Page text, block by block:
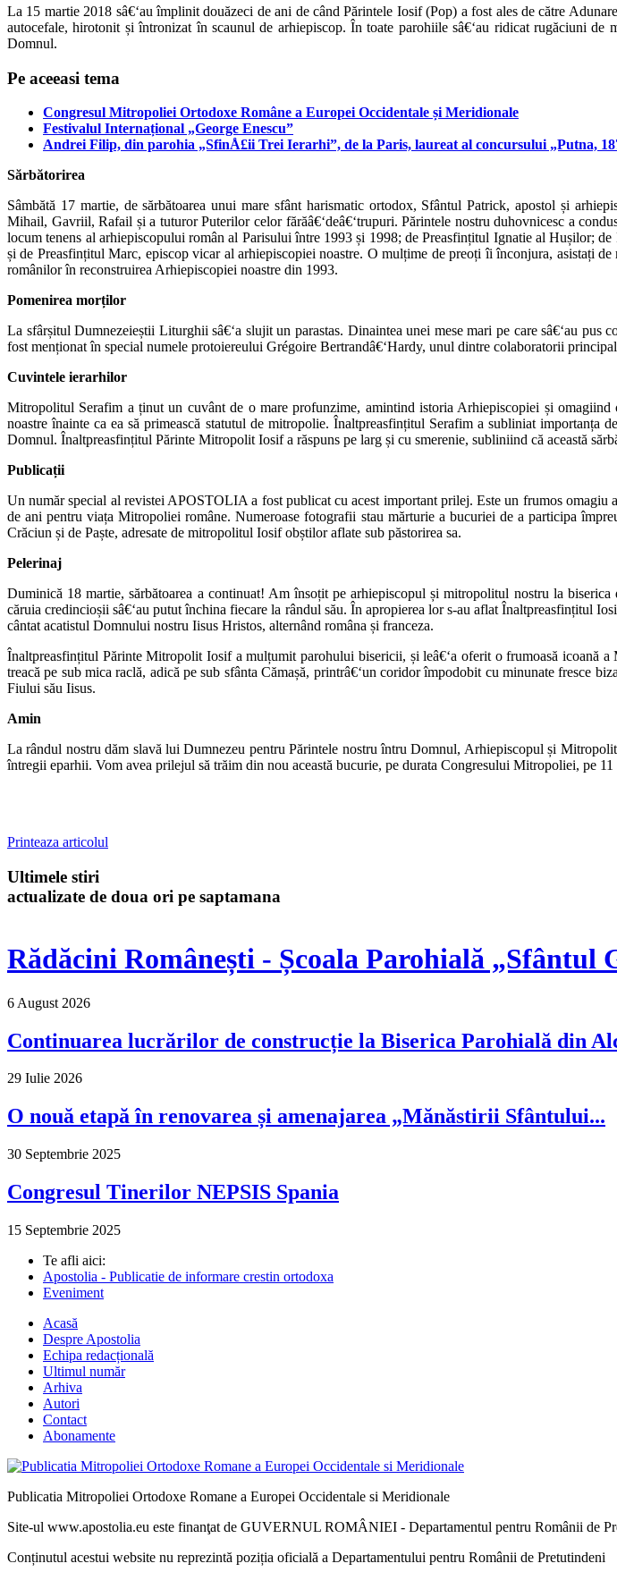
La 15 martie 2018 sâ€‘au împlinit douăzeci de ani de când Părintele Iosif (Pop) a fost ales de către
autocefale, hirotonit și întronizat în scaunul de arhiepiscop. În toate parohiile sâ€‘au ridicat rugăciuni
Domnul.
Pe aceeasi tema
Congresul Mitropoliei Ortodoxe Române a Europei Occidentale și Meridionale
Festivalul Internațional „George Enescu”
Andrei Filip, din parohia „SfinÅ£ii Trei Ierarhi”, de la Paris, laureat al concursului „Putna,
Sărbătorirea
Sâmbătă 17 martie, de sărbătoarea unui mare sfânt harismatic ortodox, Sfântul Patrick, apostol și
Mihail, Gavriil, Rafail și a tuturor Puterilor celor fărăâ€‘deâ€‘trupuri. Părintele nostru duhovnicesc a
locum tenens al arhiepiscopului român al Parisului între 1993 și 1998; de Preasfințitul Ignatie al Hușilor;
și de Preasfințitul Marc, episcop vicar al arhiepiscopiei noastre. O mulțime de preoți îi înconjura, asistați
românilor în reconstruirea Arhiepiscopiei noastre din 1993.
Pomenirea morților
La sfârșitul Dumnezeieștii Liturghii sâ€‘a slujit un parastas. Dinaintea unei mese mari pe care sâ€‘au
fost menționat în special numele protoiereului Grégoire Bertrandâ€‘Hardy, unul dintre colaboratorii
Cuvintele ierarhilor
Mitropolitul Serafim a ținut un cuvânt de o mare profunzime, amintind istoria Arhiepiscopiei și
noastre înainte ca ea să primească statutul de mitropolie. Înaltpreasfințitul Serafim a subliniat
Domnul. Înaltpreasfințitul Părinte Mitropolit Iosif a răspuns pe larg și cu smerenie, subliniind că această
Publicații
Un număr special al revistei APOSTOLIA a fost publicat cu acest important prilej. Este un frumos
de ani pentru viața Mitropoliei române. Numeroase fotografii stau mărturie a bucuriei de a participa
Crăciun și de Paște, adresate de mitropolitul Iosif obștilor aflate sub păstorirea sa.
Pelerinaj
Duminică 18 martie, sărbătoarea a continuat! Am însoțit pe arhiepiscopul și mitropolitul nostru la
căruia credincioșii sâ€‘au putut închina fiecare la rândul său. În apropierea lor s-au aflat Înaltpreasfințitul
cântat acatistul Domnului nostru Iisus Hristos, alternând româna și franceza.
Înaltpreasfințitul Părinte Mitropolit Iosif a mulțumit parohului bisericii, și leâ€‘a oferit o frumoasă
treacă pe sub mica raclă, adică pe sub sfânta Cămașă, printrâ€‘un coridor împodobit cu minunate fresce
Fiului său Iisus.
Amin
La rândul nostru dăm slavă lui Dumnezeu pentru Părintele nostru întru Domnul, Arhiepiscopul și
întregii eparhii. Vom avea prilejul să trăim din nou această bucurie, pe durata Congresului Mitropoliei, pe 11
Printeaza articolul
Ultimele stiri
actualizate de doua ori pe saptamana
Rădăcini Românești - Școala Parohială „Sfântul
6 August 2026
Continuarea lucrărilor de construcție la Biserica Parohială din
29 Iulie 2026
O nouă etapă în renovarea și amenajarea „Mănăstirii Sfântului...
30 Septembrie 2025
Congresul Tinerilor NEPSIS Spania
15 Septembrie 2025
Te afli aici:
Apostolia - Publicatie de informare crestin ortodoxa
Eveniment
Acasă
Despre Apostolia
Echipa redacțională
Ultimul număr
Arhiva
Autori
Contact
Abonamente
Publicatia Mitropoliei Ortodoxe Romane a Europei Occidentale si Meridionale
Site-ul www.apostolia.eu este finanţat de GUVERNUL ROMÂNIEI - Departamentul pentru Românii de
Conținutul acestui website nu reprezintă poziția oficială a Departamentului pentru Românii de Pretutindeni